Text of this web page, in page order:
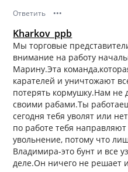
Ответить •••
Kharkov_ppb
Мы торговые
внимание на работу
Марину.Эта
карателей и уничтожают
потерять кормушку.Нам не
своими рабами.Ты
сегодня тебя уволят или
по работе тебя
увольнение, потому что
Владимира-это бунт и все
деле.Он ничего не решает